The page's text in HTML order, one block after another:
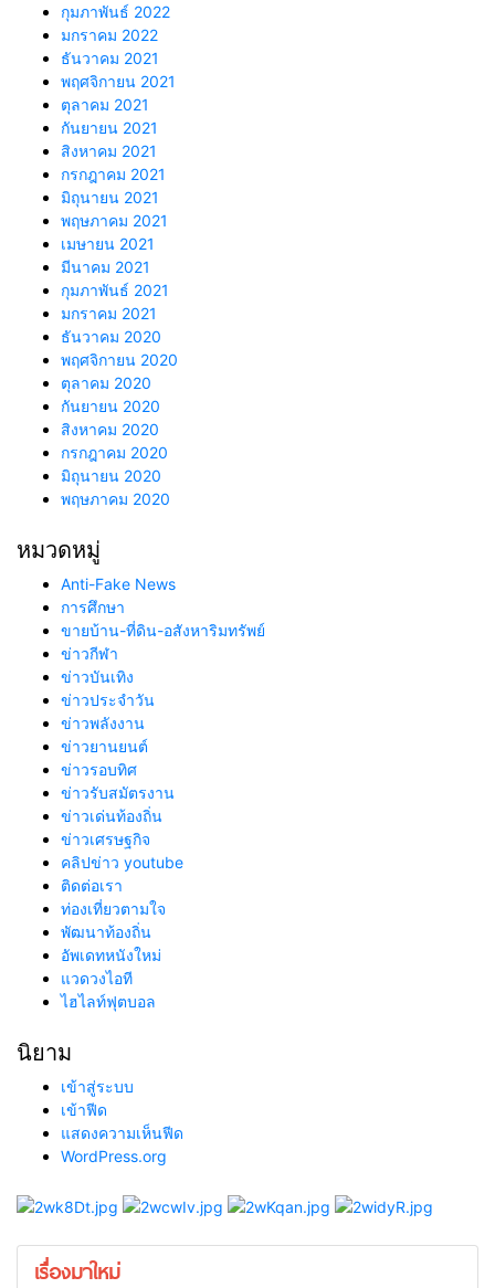
กุมภาพันธ์ 2022
มกราคม 2022
ธันวาคม 2021
พฤศจิกายน 2021
ตุลาคม 2021
กันยายน 2021
สิงหาคม 2021
กรกฎาคม 2021
มิถุนายน 2021
พฤษภาคม 2021
เมษายน 2021
มีนาคม 2021
กุมภาพันธ์ 2021
มกราคม 2021
ธันวาคม 2020
พฤศจิกายน 2020
ตุลาคม 2020
กันยายน 2020
สิงหาคม 2020
กรกฎาคม 2020
มิถุนายน 2020
พฤษภาคม 2020
หมวดหมู่
Anti-Fake News
การศึกษา
ขายบ้าน-ที่ดิน-อสังหาริมทรัพย์
ข่าวกีฬา
ข่าวบันเทิง
ข่าวประจำวัน
ข่าวพลังงาน
ข่าวยานยนต์
ข่าวรอบทิศ
ข่าวรับสมัตรงาน
ข่าวเด่นท้องถิ่น
ข่าวเศรษฐกิจ
คลิปข่าว youtube
ติดต่อเรา
ท่องเที่ยวตามใจ
พัฒนาท้องถิ่น
อัพเดทหนังใหม่
แวดวงไอที
ไฮไลท์ฟุตบอล
นิยาม
เข้าสู่ระบบ
เข้าฟีด
แสดงความเห็นฟีด
WordPress.org
เรื่องมาใหม่